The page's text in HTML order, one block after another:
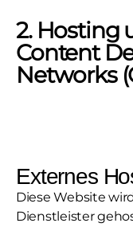
2. Hosting
Content
Networks
Externes
Diese Website
Dienstleister